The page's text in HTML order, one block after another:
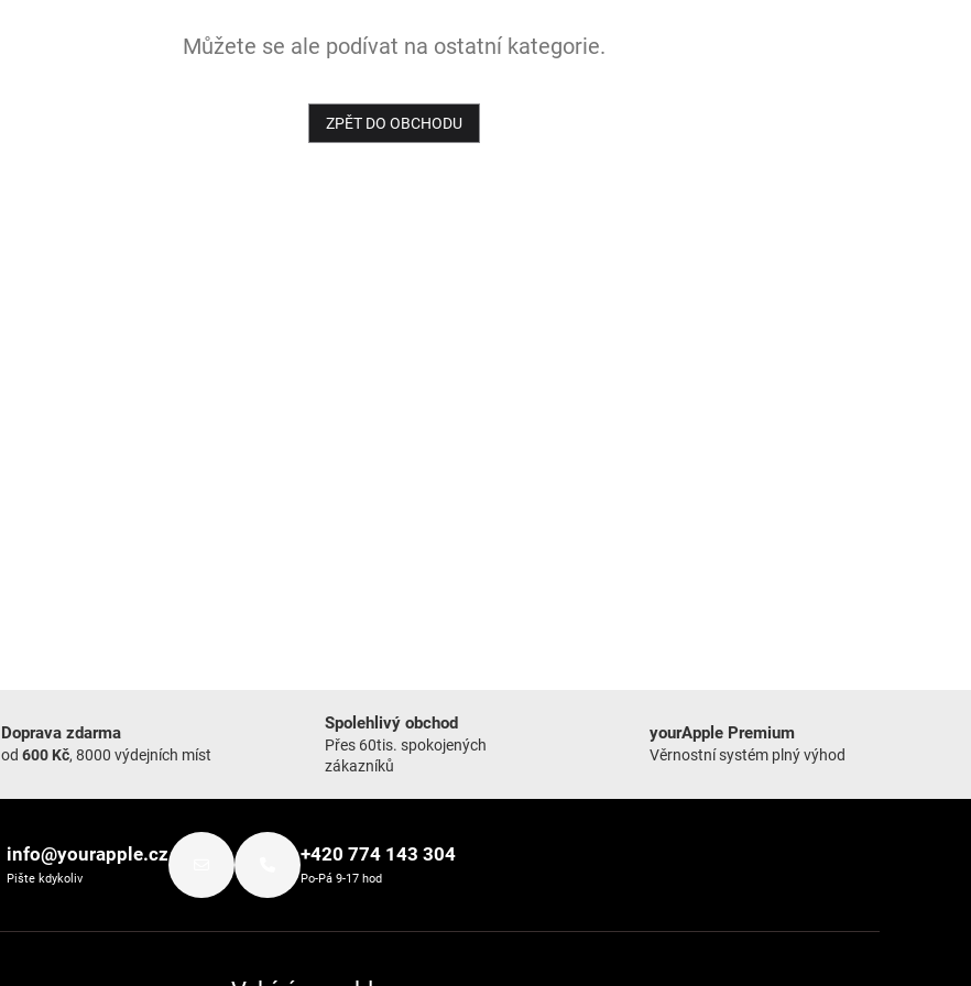
Můžete se ale podívat na ostatní kategorie.
ZPĚT DO OBCHODU
Doprava zdarma
od 600 Kč, 8000 výdejních míst
Spolehlivý obchod
Přes 60tis. spokojených
zákazníků
yourApple Premium
Věrnostní systém plný výhod
info@yourapple.cz
Pište kdykoliv
+420 774 143 304
Po-Pá 9-17 hod